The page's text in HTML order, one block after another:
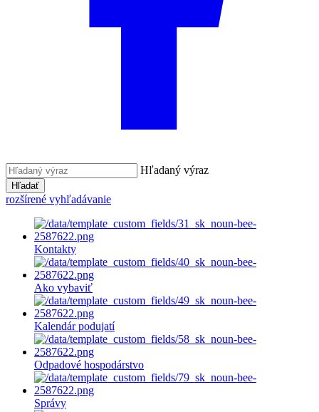
Hľadaný výraz
Hľadať
rozšírené vyhľadávanie
Kontakty
Ako vybaviť
Kalendár podujatí
Odpadové hospodárstvo
Správy